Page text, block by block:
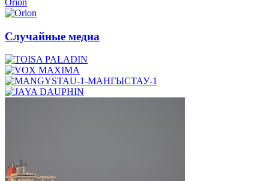
Orion
Случайные медиа